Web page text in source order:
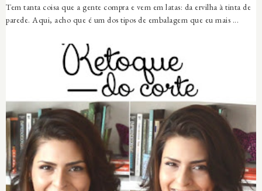
Tem tanta coisa que a gente compra e vem em latas: da ervilha à tinta de
parede. Aqui, acho que é um dos tipos de embalagem que eu mais ...